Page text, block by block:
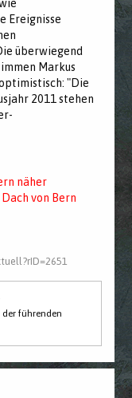
Ereignisse
überwiegend
Markus
"Die
2011 stehen
näher
von Bern
der führenden